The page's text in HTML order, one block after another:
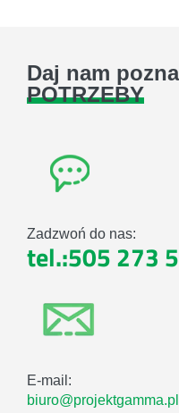
Daj nam
POTRZEBY
Zadzwoń do nas:
tel.:505 273
E-mail:
biuro@projektgamma.pl